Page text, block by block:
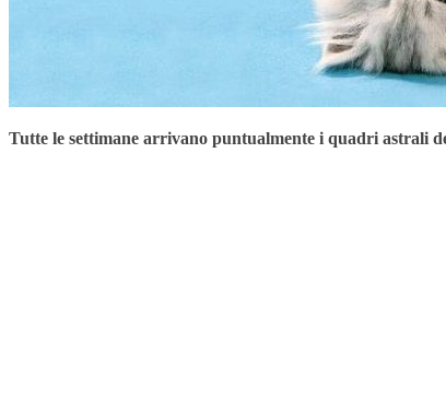
Tutte le settimane arrivano puntualmente i quadri astrali